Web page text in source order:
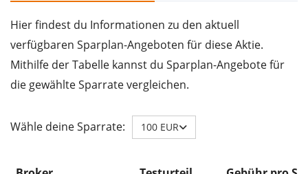
Hier findest du Informationen zu den aktuell
verfügbaren Sparplan-Angeboten für diese Aktie.
Mithilfe der Tabelle kannst du Sparplan-Angebote für
die gewählte Sparrate vergleichen.
Wähle deine Sparrate: 100 EUR